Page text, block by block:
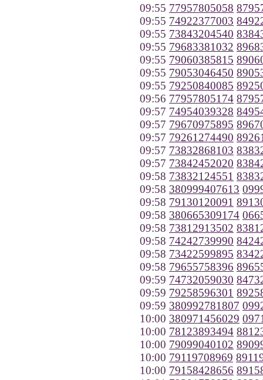
09:55 77957805058
09:55 74922377003
09:55 73843204540
09:55 79683381032
09:55 79060385815
09:55 79053046450
09:55 79250840085
09:56 77957805174
09:57 74954039328
09:57 79670975895
09:57 79261274490
09:57 73832868103
09:57 73842452020
09:58 73832124551
09:58 380999407613
09:58 79130120091
09:58 380665309174
09:58 73812913502
09:58 74242739990
09:58 73422599895
09:58 79655758396
09:59 74732059030
09:59 79258596301
09:59 380992781807
10:00 380971456029
10:00 78123893494
10:00 79099040102
10:00 79119708969
10:00 79158428656